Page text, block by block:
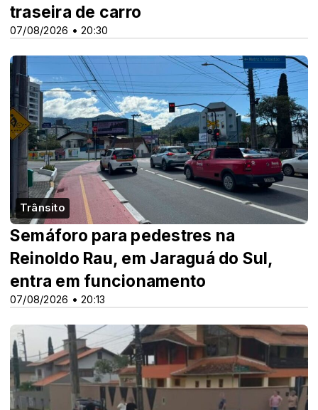
07/08/2026 • 20:30
traseira de carro
Trânsito
07/08/2026 • 20:13
Semáforo para pedestres na
Reinoldo Rau, em Jaraguá do Sul,
entra em funcionamento